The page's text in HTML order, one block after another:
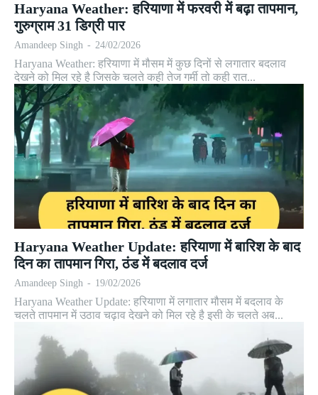
Haryana Weather: हरियाणा में फरवरी में बढ़ा तापमान,
गुरुग्राम 31 डिग्री पार
Amandeep Singh - 24/02/2026
Haryana Weather: हरियाणा में मौसम में कुछ दिनों से लगातार बदलाव
देखने को मिल रहे है जिसके चलते कही तेज गर्मी तो कही रात...
Haryana Weather Update: हरियाणा में बारिश के बाद
दिन का तापमान गिरा, ठंड में बदलाव दर्ज
Amandeep Singh - 19/02/2026
Haryana Weather Update: हरियाणा में लगातार मौसम में बदलाव के
चलते तापमान में उठाव चढ़ाव देखने को मिल रहे है इसी के चलते अब...